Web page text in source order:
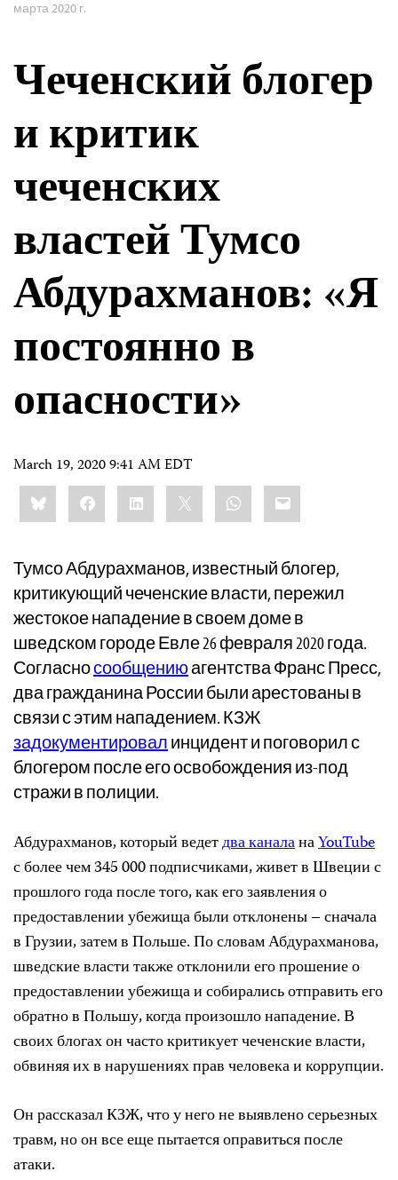
марта 2020 г.
Чеченский блогер
и критик
чеченских
властей Тумсо
Абдурахманов: «Я
постоянно в
опасности»
March 19, 2020 9:41 AM EDT
Share
this:BlueskyFacebookLinkedIn WhatsApp
Email
Тумсо Абдурахманов, известный блогер,
критикующий чеченские власти, пережил
жестокое нападение в своем доме в
шведском городе Евле 26 февраля 2020 года.
Согласносообщениюагентства Франс Пресс,
два гражданина России были арестованы в
связи с этим нападением. КЗЖ
задокументировал инцидент и поговорил с
блогером после его освобождения из-под
стражи в полиции.
Абдурахманов, который ведетдва каналанаYouTube
с более чем 345 000 подписчиками, живет в Швеции с
прошлого года после того, как его заявления о
предоставлении убежища были отклонены – сначала
в Грузии, затем в Польше. По словам Абдурахманова,
шведские власти также отклонили его прошение о
предоставлении убежища и собирались отправить его
обратно в Польшу, когда произошло нападение. В
своих блогах он часто критикует чеченские власти,
обвиняя их в нарушениях прав человека и коррупции.
Он рассказал КЗЖ, что у него не выявлено серьезных
травм, но он все еще пытается оправиться после
атаки.